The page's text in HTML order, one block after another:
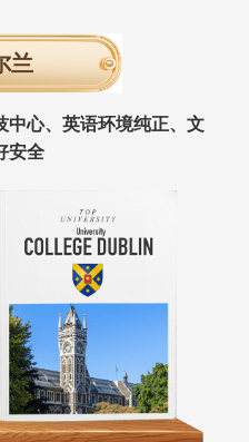
兰
中心、英语环境纯正、文
安全